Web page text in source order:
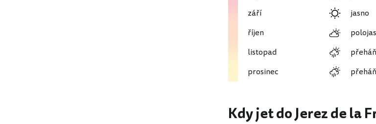
září
jasno
říjen
listopad
prosinec
Kdy jet do Jerez de la